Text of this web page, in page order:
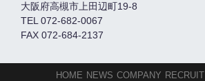
大阪府高槻市上田辺町19-8
TEL 072-682-0067
FAX 072-684-2137
HOME NEWS COMPANY RECRUIT